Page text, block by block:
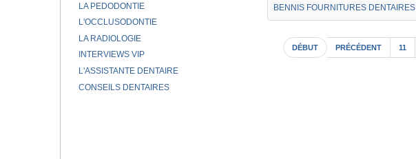
BENNIS FOURNITURES DENTAIRES
DÉBUT PRÉCÉDENT 11
LA PEDODONTIE
L'OCCLUSODONTIE
LA RADIOLOGIE
INTERVIEWS VIP
L'ASSISTANTE DENTAIRE
CONSEILS DENTAIRES